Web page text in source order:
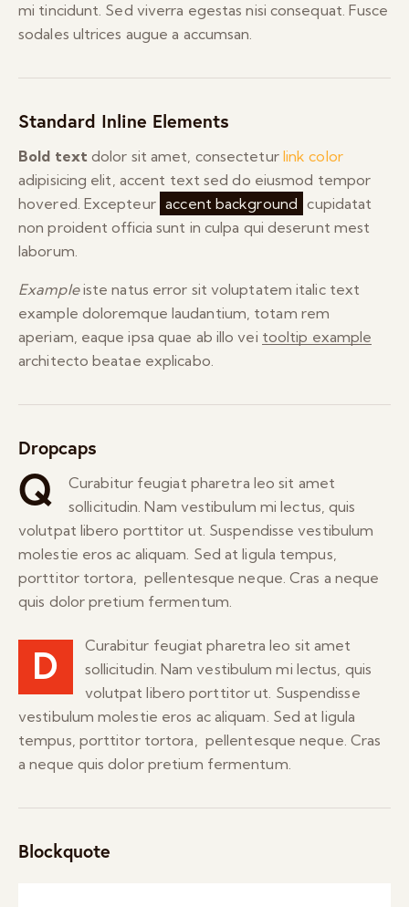
mi tincidunt. Sed viverra egestas nisi consequat. Fusce
sodales ultrices augue a accumsan.
Standard Inline Elements
Bold textdolor sit amet, consectetur link color
adipisicing elit, accent text sed do eiusmod tempor
hovered. Excepteur accent background cupidatat
non proident officia sunt in culpa qui deserunt mest
laborum.
Exampleiste natus error sit voluptatem italic text
example doloremque laudantium, totam rem
aperiam, eaque ipsa quae ab illo vei tooltip example
architecto beatae explicabo.
Dropcaps
Q
Curabitur feugiat pharetra leo sit amet
sollicitudin. Nam vestibulum mi lectus, quis
volutpat libero porttitor ut. Suspendisse vestibulum
molestie eros ac aliquam. Sed at ligula tempus,
porttitor tortora, pellentesque neque. Cras a neque
quis dolor pretium fermentum.
D
Curabitur feugiat pharetra leo sit amet
sollicitudin. Nam vestibulum mi lectus, quis
volutpat libero porttitor ut. Suspendisse
vestibulum molestie eros ac aliquam. Sed at ligula
tempus, porttitor tortora, pellentesque neque. Cras
a neque quis dolor pretium fermentum.
Blockquote